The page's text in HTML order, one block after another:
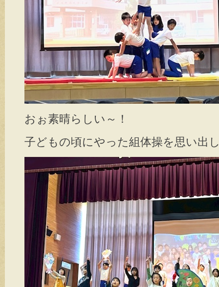
おぉ素晴らしい～！
子どもの頃にやった組体操を思い出